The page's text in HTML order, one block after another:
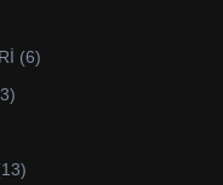
66
23
1313